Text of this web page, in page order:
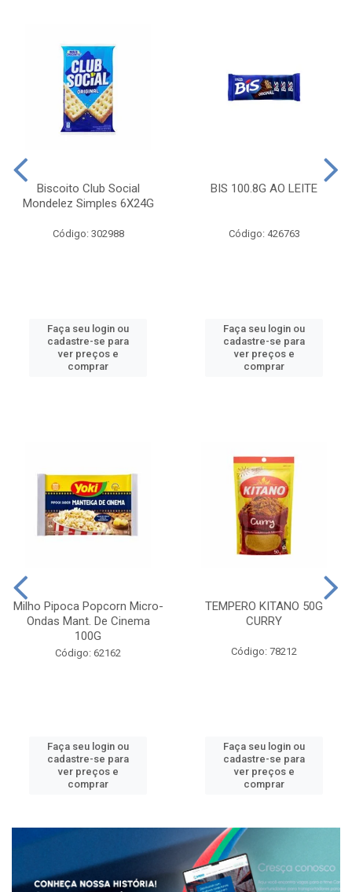
Biscoito Club Social
Mondelez Simples 6X24G
Código: 302988
Faça seu login ou
cadastre-se para
ver preços e
comprar
BIS 100.8G AO LEITE
Código: 426763
Faça seu login ou
cadastre-se para
ver preços e
comprar
Milho Pipoca Popcorn Micro-
Ondas Mant. De Cinema
100G
Código: 62162
Faça seu login ou
cadastre-se para
ver preços e
comprar
TEMPERO KITANO 50G
CURRY
Código: 78212
Faça seu login ou
cadastre-se para
ver preços e
comprar